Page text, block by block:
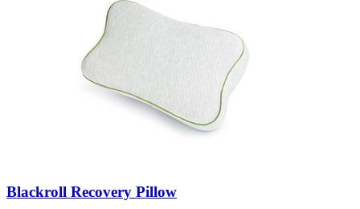
Blackroll Recovery Pillow